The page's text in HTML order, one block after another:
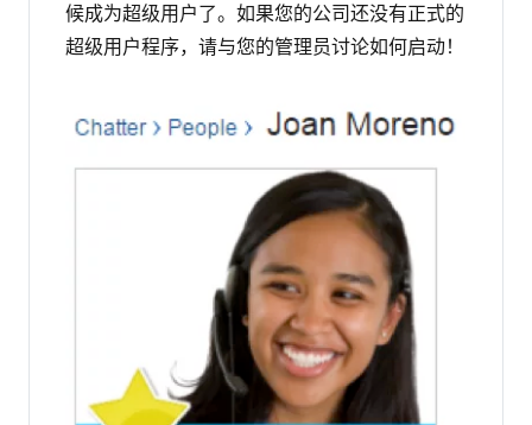
候成为超级用户了。如果您的公司还没有正式的
超级用户程序，请与您的管理员讨论如何启动！